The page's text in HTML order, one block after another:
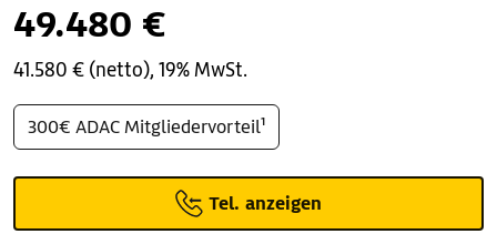
49.480 €
41.580 € (netto), 19% MwSt.
300€ ADAC Mitgliedervorteil¹
Tel. anzeigen